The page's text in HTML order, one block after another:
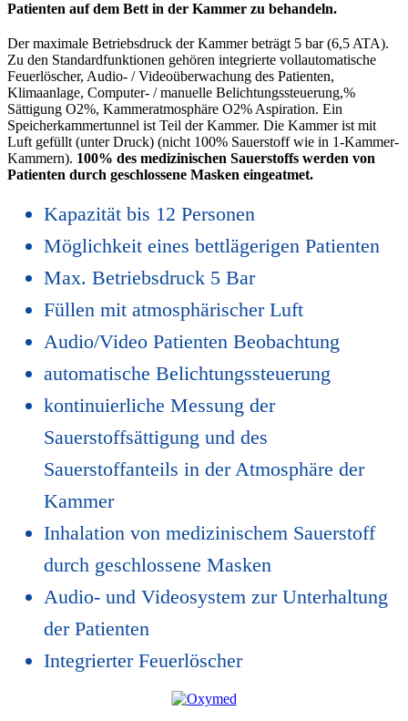
Patienten auf dem Bett in der Kammer zu behandeln.
Der maximale Betriebsdruck der Kammer beträgt 5 bar (6,5 ATA).
Zu den Standardfunktionen gehören integrierte vollautomatische
Feuerlöscher, Audio- / Videoüberwachung des Patienten,
Klimaanlage, Computer- / manuelle Belichtungssteuerung,%
Sättigung O2%, Kammeratmosphäre O2% Aspiration. Ein
Speicherkammertunnel ist Teil der Kammer. Die Kammer ist mit
Luft gefüllt (unter Druck) (nicht 100% Sauerstoff wie in 1-Kammer-
Kammern). 100% des medizinischen Sauerstoffs werden von
Patienten durch geschlossene Masken eingeatmet.
Kapazität bis 12 Personen
Möglichkeit eines bettlägerigen Patienten
Max. Betriebsdruck 5 Bar
Füllen mit atmosphärischer Luft
Audio/Video Patienten Beobachtung
automatische Belichtungssteuerung
kontinuierliche Messung der
Sauerstoffsättigung und des
Sauerstoffanteils in der Atmosphäre der
Kammer
Inhalation von medizinischem Sauerstoff
durch geschlossene Masken
Audio- und Videosystem zur Unterhaltung
der Patienten
Integrierter Feuerlöscher